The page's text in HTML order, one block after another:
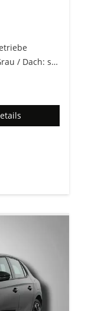
Grafik Grau / Dach: schwarz